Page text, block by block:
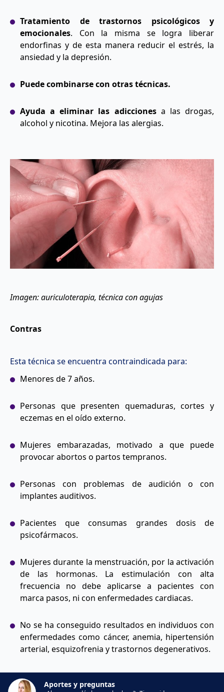
Tratamiento de trastornos psicológicos y
emocionales. Con la misma se logra liberar
endorfinas y de esta manera reducir el estrés, la
ansiedad y la depresión.
Puede combinarse con otras técnicas.
Ayuda a eliminar las adiccionesa las drogas,
alcohol y nicotina. Mejora las alergias.
Imagen: auriculoterapia, técnica con agujas
Contras
Esta técnica se encuentra contraindicada para:
Menores de 7 años.
Personas que presenten quemaduras, cortes y
eczemas en el oído externo.
Mujeres embarazadas, motivado a que puede
provocar abortos o partos tempranos.
Personas con problemas de audición o con
implantes auditivos.
Pacientes que consumas grandes dosis de
psicofármacos.
Mujeres durante la menstruación, por la activación
de las hormonas. La estimulación con alta
frecuencia no debe aplicarse a pacientes con
marca pasos, ni con enfermedades cardiacas.
No se ha conseguido resultados en individuos con
enfermedades como cáncer, anemia, hipertensión
arterial, esquizofrenia y trastornos degenerativos.
Aportes y preguntas